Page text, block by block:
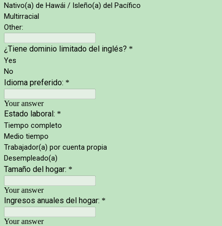
Nativo(a) de Hawái / Isleño(a) del Pacífico
Multirracial
Other:
¿Tiene dominio limitado del inglés? *
Yes
No
Idioma preferido: *
Your answer
Estado laboral: *
Tiempo completo
Medio tiempo
Trabajador(a) por cuenta propia
Desempleado(a)
Tamaño del hogar: *
Your answer
Ingresos anuales del hogar: *
Your answer